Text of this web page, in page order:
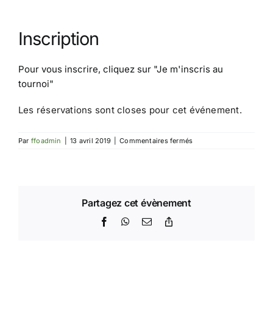
Inscription
Pour vous inscrire, cliquez sur "Je m'inscris au
tournoi"
Les réservations sont closes pour cet événement.
Par ffoadmin 13 avril 2019 Commentaires ferméssur
Partagez cet évènement
FacebookWhatsApp
Email